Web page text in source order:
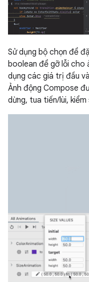
Sử dụng bộ chọn để
boolean để gỡ lỗi cho
dụng các giá trị đầu
Ảnh động Compose
dừng, tua tiến/lùi,